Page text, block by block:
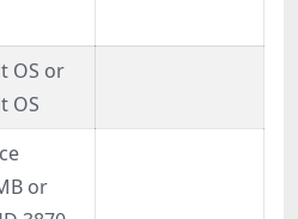
OS or
OS
or